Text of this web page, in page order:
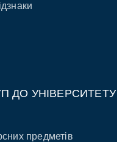
ДО УНІВЕРСИТЕТУ
предметів